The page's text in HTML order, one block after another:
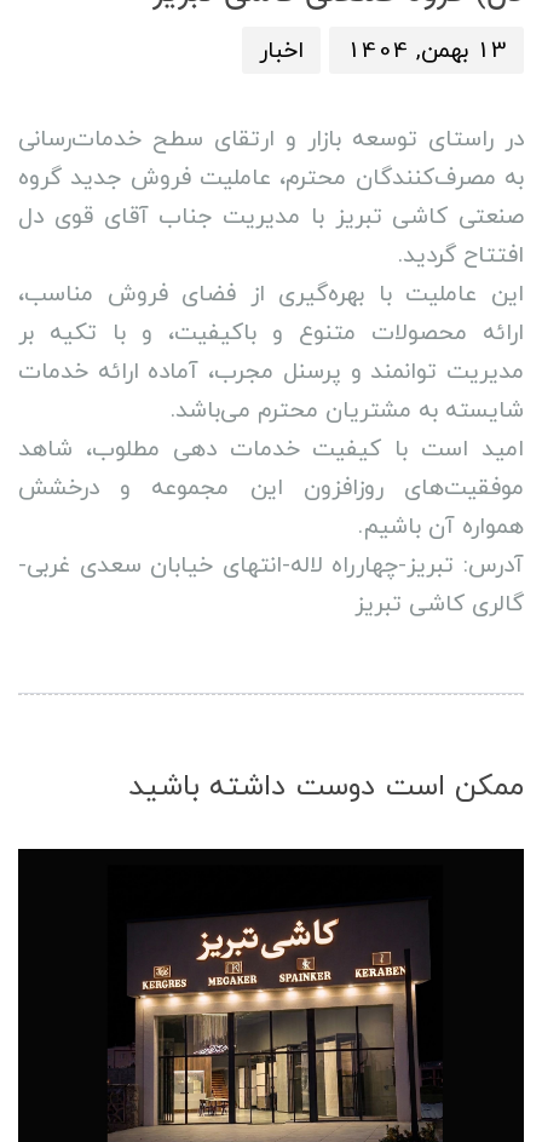
13 بهمن, 1404 اخبار
در راستای توسعه بازار و ارتقای سطح خدمات‌رسانی
به مصرف‌کنندگان محترم، عاملیت فروش جدید گروه
صنعتی کاشی تبریز با مدیریت جناب آقای قوی دل
افتتاح گردید.
این عاملیت با بهره‌گیری از فضای فروش مناسب،
ارائه محصولات متنوع و باکیفیت، و با تکیه بر
مدیریت توانمند و پرسنل مجرب، آماده ارائه خدمات
شایسته به مشتریان محترم می‌باشد.
امید است با کیفیت خدمات دهی مطلوب، شاهد
موفقیت‌های روزافزون این مجموعه و درخشش
همواره آن باشیم.
آدرس: تبریز-چهارراه لاله-انتهای خیابان سعدی غربی-
گالری کاشی تبریز
ممکن است دوست داشته باشید